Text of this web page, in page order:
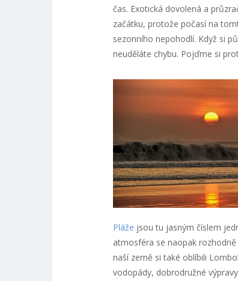
čas. Exotická dovolená a
začátku, protože počasí na
sezonního nepohodlí. Když si
neuděláte chybu. Pojďme si
Pláže jsou tu jasným číslem
atmosféra se naopak
naší země si také oblíbili
vodopády, dobrodružné